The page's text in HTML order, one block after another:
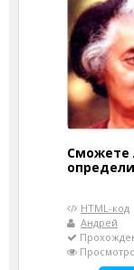
Сможете
HTML-код
Андрей